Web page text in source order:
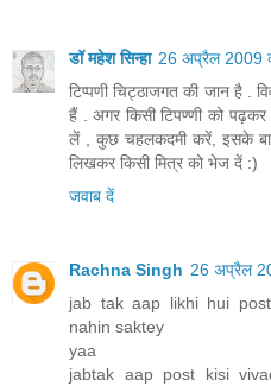
डॉ महेश सिन्हा 26 अप्रैल 2009
टिप्पणी चिट्ठाजगत की जान है .
हैं . अगर किसी टिपण्णी को
लें , कुछ चहलकदमी करें, इसके बाद
लिखकर किसी मित्र को भेज दें :)
जवाब दें
Rachna Singh 26 अप्रैल
jab tak aap likhi hui
nahin saktey
yaa
jabtak aap post kisi